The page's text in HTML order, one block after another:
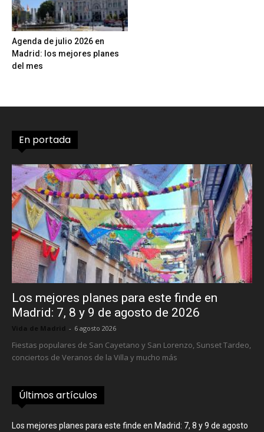
Agenda de julio 2026 en
Madrid: los mejores planes
del mes
En portada
Los mejores planes para este finde en
Madrid: 7, 8 y 9 de agosto de 2026
Vida de Madrid - 6 agosto 2026
Fiestas populares de San Cayetano y San Lorenzo, Sunset Tardeo,
conciertos de Veranos de la Villa y mucho más
Últimos artículos
Los mejores planes para este finde en Madrid: 7, 8 y 9 de agosto